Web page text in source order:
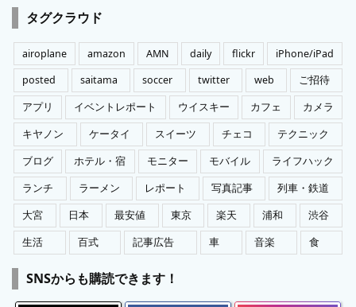
ゴ
ー
タグクラウド
airoplane amazon AMN daily flickr
iPhone/iPad
posted
saitama soccer twitter web
ご招待
アプリ
イベントレポート ウイスキー カフェ
カメラ
キヤノン
ケータイ スイーツ チェコ
テクニック
ブログ
ホテル・宿 モニター モバイル
ライフハック
ランチ
ラーメン レポート 写真記事
列車・鉄道
大宮
日本 最安値 東京 楽天 浦和
渋谷
生活
百式 記事広告 車 音楽 食
SNSからも購読できます！